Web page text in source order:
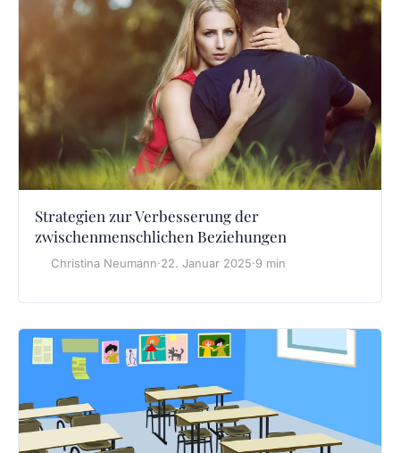
Strategien zur Verbesserung der
zwischenmenschlichen Beziehungen
Christina Neumann·22. Januar 2025·9 min